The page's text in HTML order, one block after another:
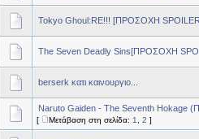
Tokyo Ghoul:RE!!! [ΠΡΟΣΟΧΗ
The Seven Deadly Sins[ΠΡΟΣΟΧΗ
berserk κατι καινουργιο...
Naruto Gaiden - The Seventh Hokage
[ Μετάβαση στη σελίδα: 1 2 ]